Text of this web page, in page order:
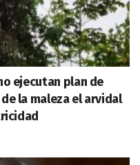
ejecutan plan de
la maleza el arvidal